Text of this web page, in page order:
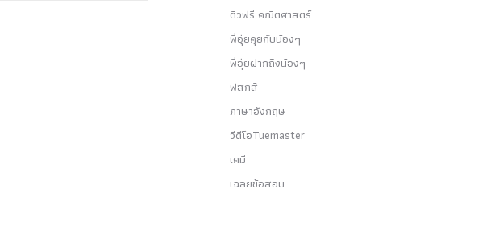
ติวฟรี คณิตศาสตร์
พี่อุ๋ยคุยกับน้องๆ
พี่อุ๋ยฝากถึงน้องๆ
ฟิสิกส์
ภาษาอังกฤษ
วีดีโอTuemaster
เคมี
เฉลยข้อสอบ